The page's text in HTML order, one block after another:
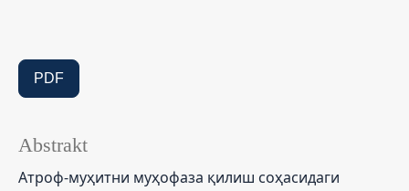
PDF
Abstrakt
Атроф-муҳитни муҳофаза қилиш соҳасидаги